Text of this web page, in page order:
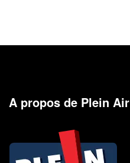
A propos de Plein Air